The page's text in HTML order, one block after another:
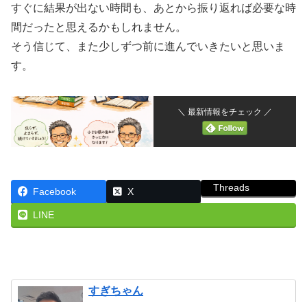
すぐに結果が出ない時間も、あとから振り返れば必要な時
間だったと思えるかもしれません。
そう信じて、また少しずつ前に進んでいきたいと思いま
す。
＼ 最新情報をチェック ／
Facebook X Threads
LINE
すぎちゃん